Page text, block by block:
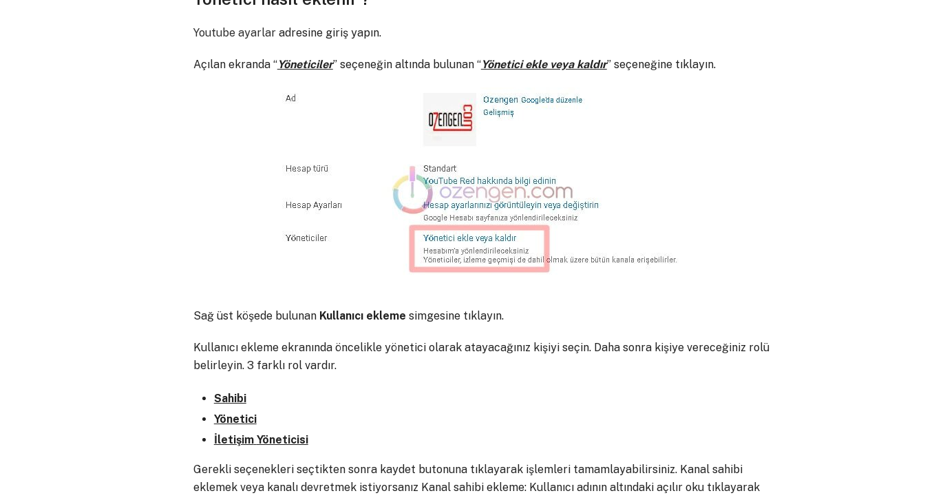
Youtube ayarlaradresine giriş yapın.
Açılan ekranda “Yöneticiler” seçeneğin altında bulunan “Yönetici ekle veya kaldır” seçeneğine tıklayın.
Sağ üst köşede bulunan Kullanıcı ekleme simgesine tıklayın.
Kullanıcı ekleme ekranında öncelikle yönetici olarak atayacağınız kişiyi seçin. Daha sonra kişiye vereceğiniz rolü
belirleyin. 3 farklı rol vardır.
Sahibi
Yönetici
İletişim Yöneticisi
Gerekli seçenekleri seçtikten sonra kaydet butonuna tıklayarak işlemleri tamamlayabilirsiniz. Kanal sahibi
eklemek veya kanalı devretmek istiyorsanız Kanal sahibi ekleme: Kullanıcı adının altındaki açılır oku tıklayarak